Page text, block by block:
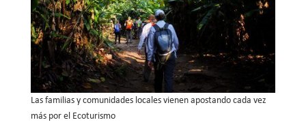
Las familias y comunidades locales vienen apostando cada vez
más por el Ecoturismo